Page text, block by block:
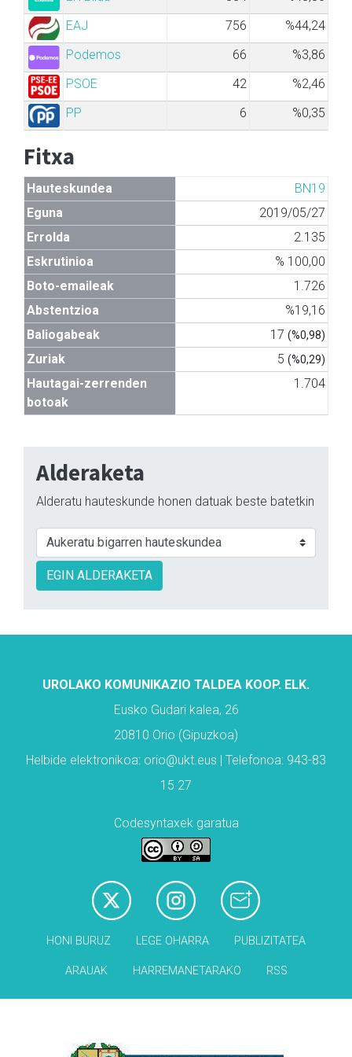
EAJ
756
%44,24
Podemos
66
%3,86
PSOE
42
%2,46
PP
6 %0,35
Fitxa
Hauteskundea
BN19
Eguna
2019/05/27
Errolda
2.135
Eskrutinioa
% 100,00
Boto-emaileak
1.726
Abstentzioa
%19,16
Baliogabeak
17 (%0,98)
Zuriak 5 (%0,29)
Hautagai-zerrenden
botoak
1.704
Alderaketa
Alderatu hauteskunde honen datuak beste batetkin
EGIN ALDERAKETA
UROLAKO KOMUNIKAZIO TALDEA KOOP. ELK.
Eusko Gudari kalea, 26
20810 Orio (Gipuzkoa)
Helbide elektronikoa: orio@ukt.eus | Telefonoa: 943-83
15 27
Codesyntaxek garatua
HONI BURUZ LEGE OHARRA PUBLIZITATEA
ARAUAK HARREMANETARAKO RSS